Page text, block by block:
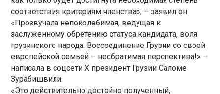
соответствия критериям членства», – заявил он.
«Прозвучала непоколебимая, ведущая к
заслуженному обретению статуса кандидата, воля
грузинского народа. Воссоединение Грузии со своей
европейской семьей – необратимая перспектива!» –
написала в соцсети X президент Грузии Саломе
Зурабишвили.
«Это действительно достойно полученный,